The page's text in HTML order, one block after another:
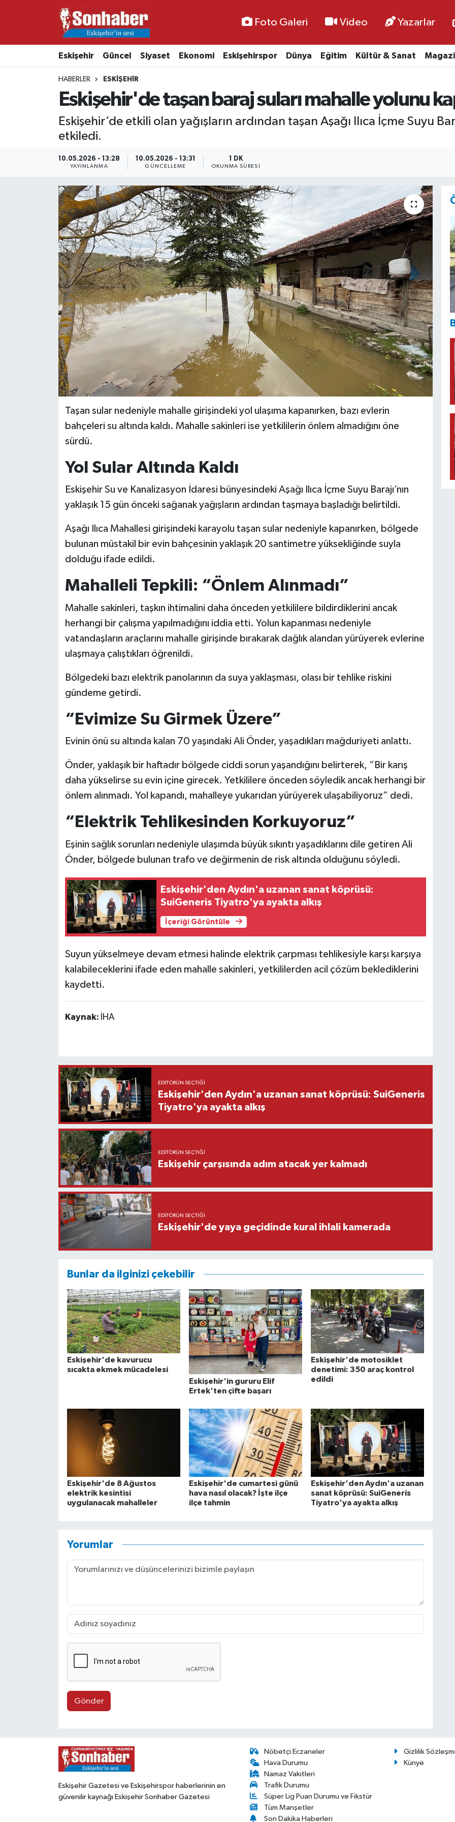
Foto Galeri Video Yazarlar
Eskişehir Güncel Siyaset Ekonomi Eskişehirspor Dünya Eğitim Kültür & Sanat
HABERLER ESKIŞEHIR
Eskişehir'de taşan baraj suları mahalle yolunu
Eskişehir’de etkili olan yağışların ardından taşan Aşağı Ilıca İçme Suyu
etkiledi.
10.05.2026 - 13:28
YAYINLANMA
10.05.2026 - 13:31
GÜNCELLEME
1 DK
OKUNMA SÜRESI
Taşan sular nedeniyle mahalle girişindeki yol ulaşıma kapanırken, bazı evlerin
bahçeleri su altında kaldı. Mahalle sakinleri ise yetkililerin önlem almadığını öne
sürdü.
Yol Sular Altında Kaldı
Eskişehir Su ve Kanalizasyon İdaresi bünyesindeki Aşağı Ilıca İçme Suyu Barajı’nın
yaklaşık 15 gün önceki sağanak yağışların ardından taşmaya başladığı belirtildi.
Aşağı Ilıca Mahallesi girişindeki karayolu taşan sular nedeniyle kapanırken, bölgede
bulunan müstakil bir evin bahçesinin yaklaşık 20 santimetre yüksekliğinde suyla
dolduğu ifade edildi.
Mahalleli Tepkili: “Önlem Alınmadı”
Mahalle sakinleri, taşkın ihtimalini daha önceden yetkililere bildirdiklerini ancak
herhangi bir çalışma yapılmadığını iddia etti. Yolun kapanması nedeniyle
vatandaşların araçlarını mahalle girişinde bırakarak dağlık alandan yürüyerek evlerine
ulaşmaya çalıştıkları öğrenildi.
Bölgedeki bazı elektrik panolarının da suya yaklaşması, olası bir tehlike riskini
gündeme getirdi.
“Evimize Su Girmek Üzere”
Evinin önü su altında kalan 70 yaşındaki Ali Önder, yaşadıkları mağduriyeti anlattı.
Önder, yaklaşık bir haftadır bölgede ciddi sorun yaşandığını belirterek, “Bir karış
daha yükselirse su evin içine girecek. Yetkililere önceden söyledik ancak herhangi bir
önlem alınmadı. Yol kapandı, mahalleye yukarıdan yürüyerek ulaşabiliyoruz” dedi.
“Elektrik Tehlikesinden Korkuyoruz”
Eşinin sağlık sorunları nedeniyle ulaşımda büyük sıkıntı yaşadıklarını dile getiren Ali
Önder, bölgede bulunan trafo ve değirmenin de risk altında olduğunu söyledi.
Eskişehir'den Aydın'a uzanan sanat köprüsü:
SuiGeneris Tiyatro'ya ayakta alkış
İçeriği Görüntüle
Suyun yükselmeye devam etmesi halinde elektrik çarpması tehlikesiyle karşı karşıya
kalabileceklerini ifade eden mahalle sakinleri, yetkililerden acil çözüm beklediklerini
kaydetti.
Kaynak: İHA
EDITÖRÜN SEÇTIĞI
Eskişehir'den Aydın'a uzanan sanat köprüsü: SuiGeneris
Tiyatro'ya ayakta alkış
EDITÖRÜN SEÇTIĞI
Eskişehir çarşısında adım atacak yer kalmadı
EDITÖRÜN SEÇTIĞI
Eskişehir'de yaya geçidinde kural ihlali kamerada
Bunlar da ilginizi çekebilir
Eskişehir'de kavurucu
sıcakta ekmek mücadelesi
Eskişehir'in gururu Elif
Ertek'ten çifte başarı
Eskişehir'de motosiklet
denetimi: 350 araç kontrol
edildi
Eskişehir'de 8 Ağustos
elektrik kesintisi
uygulanacak mahalleler
Eskişehir'de cumartesi günü
hava nasıl olacak? İşte ilçe
ilçe tahmin
Eskişehir'den Aydın'a uzanan
sanat köprüsü: SuiGeneris
Tiyatro'ya ayakta alkış
Yorumlar
Gönder
Eskişehir Gazetesi ve Eskişehirspor haberlerinin en
güvenilir kaynağı Eskişehir Sonhaber Gazetesi
Nöbetçi Eczaneler
Hava Durumu
Namaz Vakitleri
Trafik Durumu
Süper Lig Puan Durumu ve Fikstür
Tüm Manşetler
Son Dakika Haberleri
Gizlilik
Künye
Ekonomi
Kültür & Sanat
Resmi İlanlar
Siyaset
Nöbetçi Eczaneler
Namaz Vakitleri
Trafik Durumu
Süper Lig Puan Durumu ve Fikstür
Tüm Manşetler
Son Dakika Haberleri
Haber Arşivi